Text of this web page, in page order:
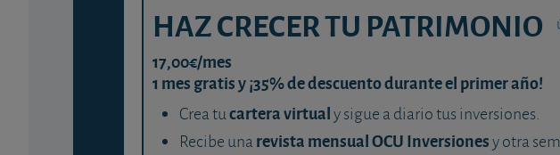
HAZ CRECER TU PATRIMONIO
17,00€/mes
1 mes gratis y ¡35% de descuento durante el primer año!
Crea tucartera virtualy sigue a diario tus inversiones.
Recibe unarevista mensual OCU Inversionesy otra